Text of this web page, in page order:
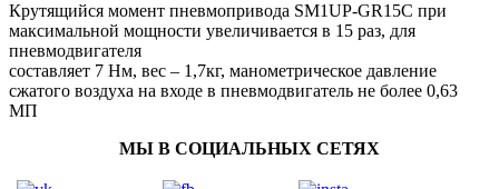
Крутящийся момент пневмопривода SM1UP-GR15C при
максимальной мощности увеличивается в 15 раз, для
пневмодвигателя
составляет 7 Нм, вес – 1,7кг, манометрическое давление
сжатого воздуха на входе в пневмодвигатель не более 0,63
МП
МЫ В СОЦИАЛЬНЫХ СЕТЯХ